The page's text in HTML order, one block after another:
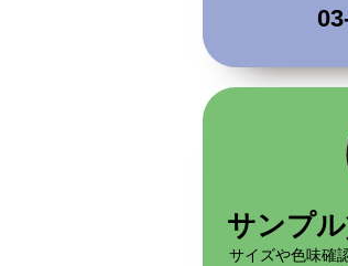
サンプ
サイズや色味確